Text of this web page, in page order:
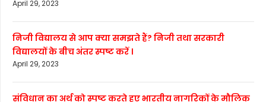
April 29, 2023
निजी विद्यालय से आप क्या समझते हैं? निजी तथा सरकारी
विद्यालयों के बीच अंतर स्पष्ट करें ।
April 29, 2023
संविधान का अर्थ को स्पष्ट करते हुए भारतीय नागरिकों के मौलिक